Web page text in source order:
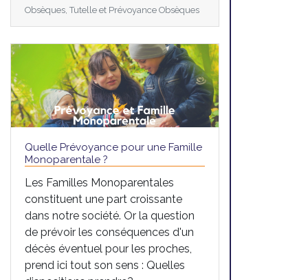
Obsèques, Tutelle et Prévoyance Obsèques
Quelle Prévoyance pour une Famille
Monoparentale ?
Les Familles Monoparentales
constituent une part croissante
dans notre société. Or la question
de prévoir les conséquences d'un
décès éventuel pour les proches,
prend ici tout son sens : Quelles